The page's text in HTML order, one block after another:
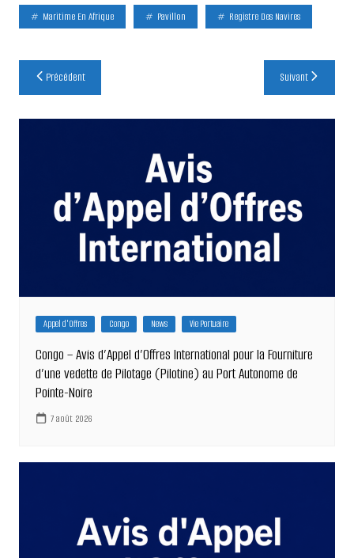
Maritime En Afrique Pavillon Registre Des Navires
Navigation
de
l’article
Précédent Suivant
Appel d'Offres Congo News Vie Portuaire
Congo – Avis d’Appel d’Offres International pour la Fourniture
d’une vedette de Pilotage (Pilotine) au Port Autonome de
Pointe-Noire
7 août 2026